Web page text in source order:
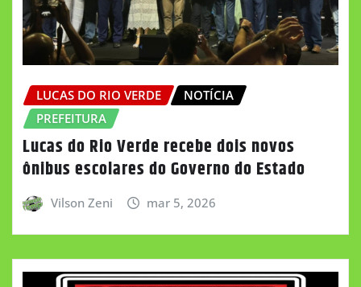
LUCAS DO RIO VERDE
NOTÍCIA
PREFEITURA
Lucas do Rio Verde recebe dois novos
ônibus escolares do Governo do Estado
Vilson Zeni mar 5, 2026